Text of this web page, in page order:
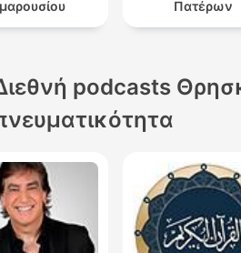
Πατέρων
podcasts